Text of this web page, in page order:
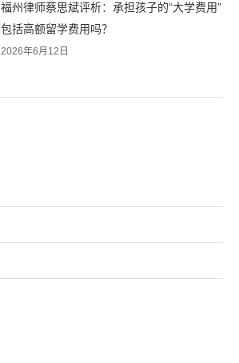
福州律师蔡思斌评析：承担孩子的“大学费用”
包括高额留学费用吗？
2026年6月12日